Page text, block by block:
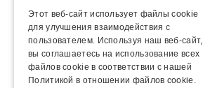
Этот веб-сайт использует файлы cookie
для улучшения взаимодействия с
пользователем. Используя наш веб-сайт,
вы соглашаетесь на использование всех
файлов cookie в соответствии с нашей
Политикой в ​​отношении файлов cookie.